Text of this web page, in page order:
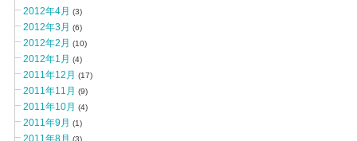
2012年4月 (3)
2012年3月 (6)
2012年2月 (10)
2012年1月 (4)
2011年12月 (17)
2011年11月 (9)
2011年10月 (4)
2011年9月 (1)
(3)